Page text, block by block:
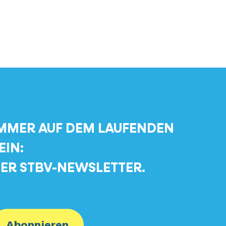
AUF DEM LAUFENDEN
STBV-NEWSLETTER.